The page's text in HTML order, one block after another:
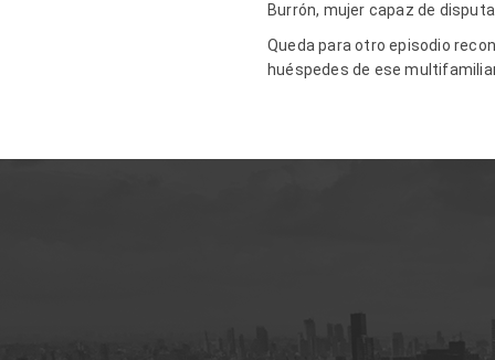
Burrón, mujer capaz de
Queda para otro episodio
huéspedes de ese